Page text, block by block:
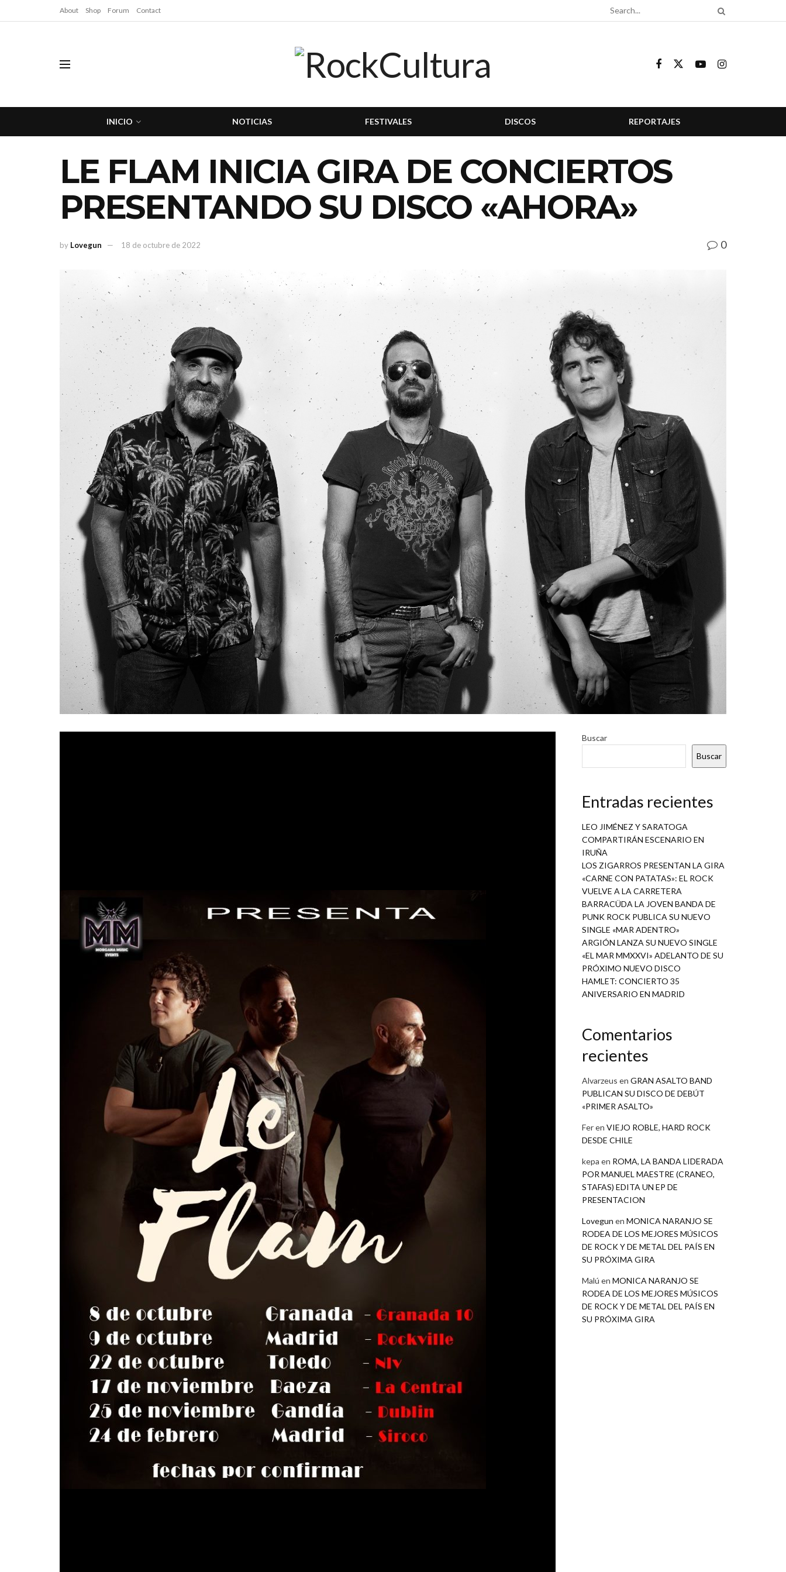
About Shop Forum Contact
INICIO NOTICIAS FESTIVALES DISCOS REPORTAJES
LE FLAM INICIA GIRA DE CONCIERTOS
PRESENTANDO SU DISCO «AHORA»
by Lovegun 18 de octubre de 2022 0
Buscar
Buscar
Entradas recientes
LEO JIMÉNEZ Y SARATOGA
COMPARTIRÁN ESCENARIO EN
IRUÑA
LOS ZIGARROS PRESENTAN LA GIRA
«CARNE CON PATATAS»: EL ROCK
VUELVE A LA CARRETERA
BARRACÜDA LA JOVEN BANDA DE
PUNK ROCK PUBLICA SU NUEVO
SINGLE «MAR ADENTRO»
ARGIÓN LANZA SU NUEVO SINGLE
«EL MAR MMXXVI» ADELANTO DE SU
PRÓXIMO NUEVO DISCO
HAMLET: CONCIERTO 35
ANIVERSARIO EN MADRID
Comentarios
recientes
Alvarzeus en GRAN ASALTO BAND
PUBLICAN SU DISCO DE DEBÚT
«PRIMER ASALTO»
Feren VIEJO ROBLE, HARD ROCK
DESDE CHILE
kepa en ROMA, LA BANDA LIDERADA
POR MANUEL MAESTRE (CRANEO,
STAFAS) EDITA UN EP DE
PRESENTACION
Lovegun en MONICA NARANJO SE
RODEA DE LOS MEJORES MÚSICOS
DE ROCK Y DE METAL DEL PAÍS EN
SU PRÓXIMA GIRA
Malú en MONICA NARANJO SE
RODEA DE LOS MEJORES MÚSICOS
DE ROCK Y DE METAL DEL PAÍS EN
SU PRÓXIMA GIRA